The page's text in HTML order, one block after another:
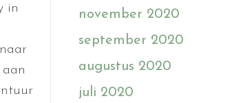
in
november 2020
september 2020
augustus 2020
juli 2020